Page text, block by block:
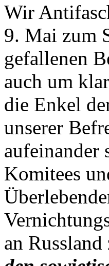
Wir
9. Mai zum
gefallenen
auch um
die Enkel
unserer
aufeinander
Komitees
an